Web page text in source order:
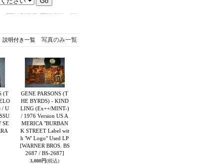
説明付き一覧写真のみ一覧
(T
/ U
SE
GENE PARSONS (T
HE BYRDS) - KIND
LING (Ex++/MINT-)
/ 1976 Version US A
MERICA "BURBAN
K STREET Label wit
h 'W' Logo" Used LP
[WARNER BROS. BS
2687 / BS-2687]
3,080円(税込)